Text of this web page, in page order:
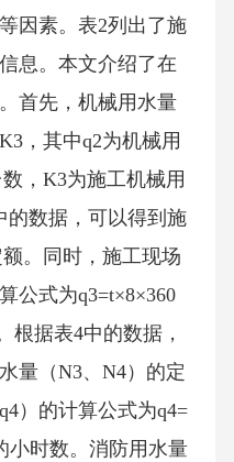
因素。表2列出了施
息。本文介绍了在
首先，机械用水量
，其中q2为机械用
，K3为施工机械用
的数据，可以得到施
。同时，施工现场
公式为q3=t×8×360
根据表4中的数据，
量（N3、N4）的定
）的计算公式为q4=
小时数。消防用水量